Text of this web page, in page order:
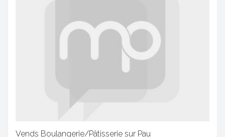
Vends Boulangerie/Pâtisserie sur Pau